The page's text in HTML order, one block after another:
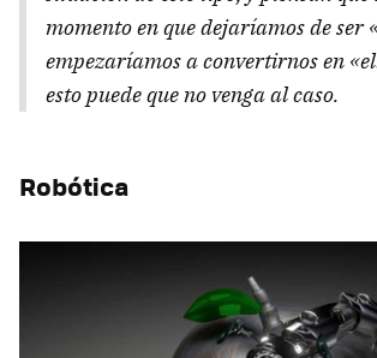
momento en que dejaríamos de ser
empezaríamos a convertirnos en
esto puede que no venga al caso.
Robótica